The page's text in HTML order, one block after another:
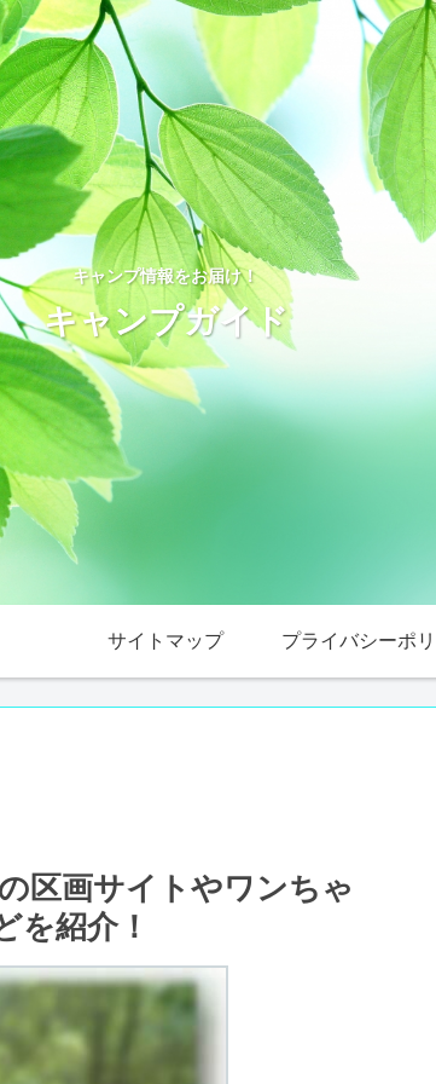
キャンプ情報をお届け！
キャンプガイド
サイトマップ プライバシーポ
区画サイトやワンちゃ
紹介！